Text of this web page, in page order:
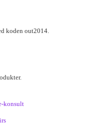
koden out2014.
konsult